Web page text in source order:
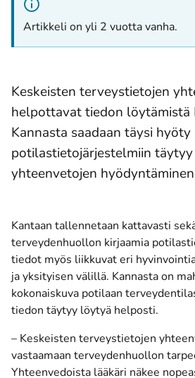
Artikkeli on yli 2 vuotta vanha.
Keskeisten terveystietojen
helpottavat tiedon löytämistä
Kannasta saadaan täysi
potilastietojärjestelmiin
yhteenvetojen
Kantaan tallennetaan kattavasti
terveydenhuollon kirjaamia
tiedot myös liikkuvat eri
ja yksityisen välillä. Kannasta on
kokonaiskuva potilaan
tiedon täytyy löytyä helposti.
– Keskeisten terveystietojen
vastaamaan terveydenhuollon
Yhteenvedoista lääkäri näkee